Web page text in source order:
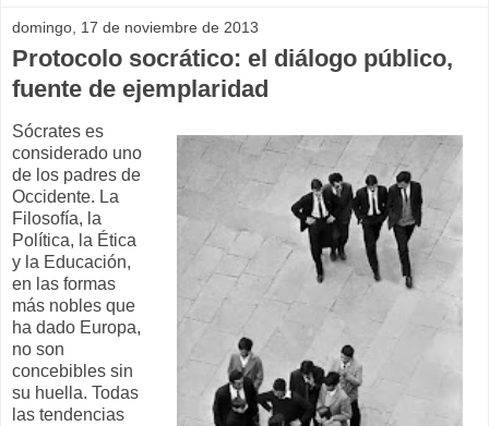
domingo, 17 de noviembre de 2013
Protocolo socrático: el diálogo público,
fuente de ejemplaridad
Sócrates es
considerado uno
de los padres de
Occidente. La
Filosofía, la
Política, la Ética
y la Educación,
en las formas
más nobles que
ha dado Europa,
no son
concebibles sin
su huella. Todas
las tendencias